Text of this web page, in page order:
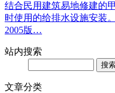
结合民用建筑易地修建的
时使用的给排水设施安装
2005版…
站内搜索
文章分类